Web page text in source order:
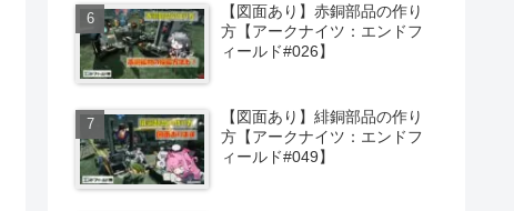
【図面あり】赤銅部品の作り
方【アークナイツ：エンドフ
ィールド#026】
【図面あり】緋銅部品の作り
方【アークナイツ：エンドフ
ィールド#049】